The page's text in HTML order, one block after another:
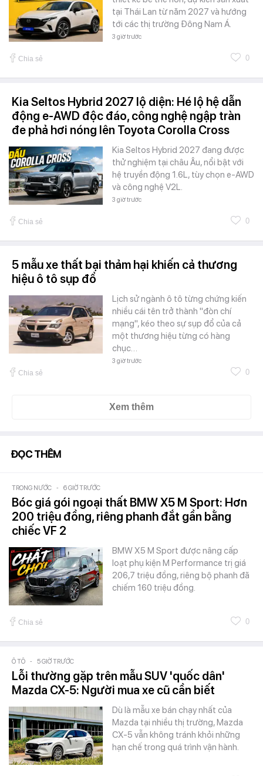
tại Thái Lan từ năm 2027 và hướng
tới các thị trường Đông Nam Á.
3 giờ trước
Chia sẻ 0
Kia Seltos Hybrid 2027 lộ diện: Hé lộ hệ dẫn
động e-AWD độc đáo, công nghệ ngập tràn
đe phả hơi nóng lên Toyota Corolla Cross
Kia Seltos Hybrid 2027 đang được
thử nghiệm tại châu Âu, nổi bật với
hệ truyền động 1.6L, tùy chọn e-AWD
và công nghệ V2L.
3 giờ trước
Chia sẻ 0
5 mẫu xe thất bại thảm hại khiến cả thương
hiệu ô tô sụp đổ
Lịch sử ngành ô tô từng chứng kiến
nhiều cái tên trở thành "đòn chí
mạng", kéo theo sự sụp đổ của cả
một thương hiệu từng có hàng
chục…
3 giờ trước
Chia sẻ 0
Xem thêm
ĐỌC THÊM
TRONG NƯỚC - 6 GIỜ TRƯỚC
Bóc giá gói ngoại thất BMW X5 M Sport: Hơn
200 triệu đồng, riêng phanh đắt gần bằng
chiếc VF 2
BMW X5 M Sport được nâng cấp
loạt phụ kiện M Performance trị giá
206,7 triệu đồng, riêng bộ phanh đã
chiếm 160 triệu đồng.
Chia sẻ 0
Ô TÔ - 5 GIỜ TRƯỚC
Lỗi thường gặp trên mẫu SUV 'quốc dân'
Mazda CX-5: Người mua xe cũ cần biết
Dù là mẫu xe bán chạy nhất của
Mazda tại nhiều thị trường, Mazda
CX-5 vẫn không tránh khỏi những
hạn chế trong quá trình vận hành.